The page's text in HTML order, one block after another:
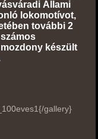
Állami
lokomotívot,
további 2
készült
gallery}